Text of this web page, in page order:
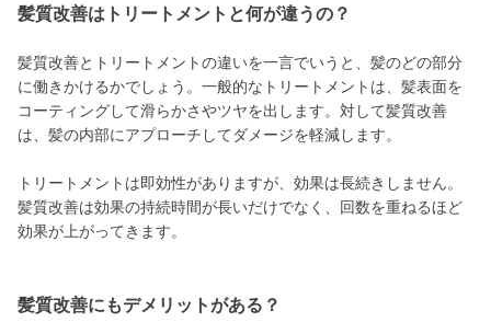
髪質改善はトリートメントと何が違うの？
髪質改善とトリートメントの違いを一言でいうと、髪のどの部分
に働きかけるかでしょう。一般的なトリートメントは、髪表面を
コーティングして滑らかさやツヤを出します。対して髪質改善
は、髪の内部にアプローチしてダメージを軽減します。
トリートメントは即効性がありますが、効果は長続きしません。
髪質改善は効果の持続時間が長いだけでなく、回数を重ねるほど
効果が上がってきます。
髪質改善にもデメリットがある？